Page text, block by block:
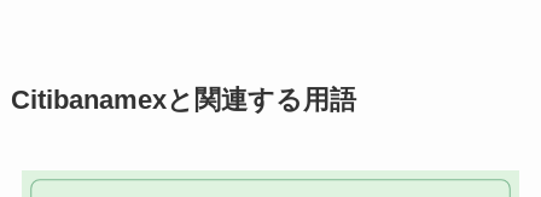
Citibanamexと関連する用語